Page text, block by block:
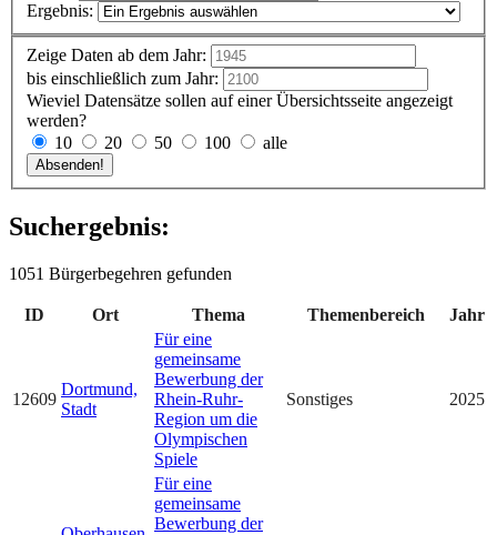
Ergebnis:
Zeige Daten ab dem Jahr:
bis einschließlich zum Jahr:
Wieviel Datensätze sollen auf einer Übersichtsseite angezeigt
werden?
10
20 50 100 alle
Suchergebnis:
1051 Bürgerbegehren gefunden
ID Ort Thema Themenbereich Jahr
12609
Dortmund,
Stadt
Für eine
gemeinsame
Bewerbung der
Rhein-Ruhr-
Region um die
Olympischen
Spiele
Sonstiges 2025
Für eine
gemeinsame
Bewerbung der